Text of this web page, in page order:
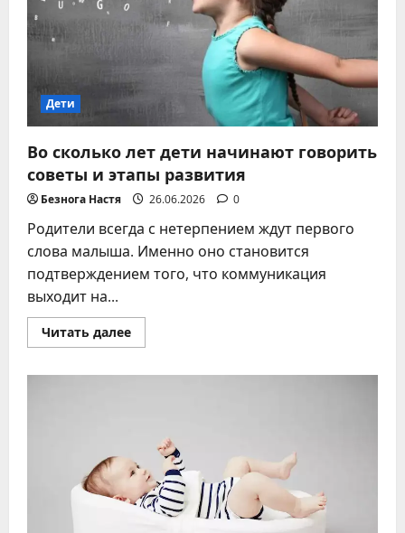
Дети
Во сколько лет дети начинают говорить
советы и этапы развития
Безнога Настя 26.06.2026 0
Родители всегда с нетерпением ждут первого
слова малыша. Именно оно становится
подтверждением того, что коммуникация
выходит на...
Читать далееПрочитать
больше
советы
и
этапы
развития